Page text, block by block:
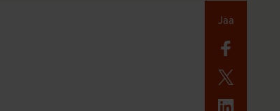
Jaa